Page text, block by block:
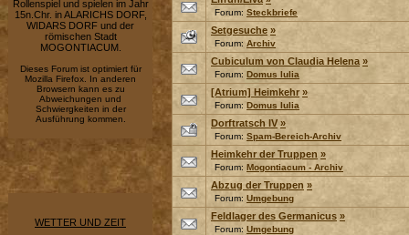
Rollenspiel und spielen im Jahr
15n.Chr. in ALARICHS DORF,
WIDARS DORF und der
römischen Stadt
MOGONTIACUM.
Dieses Forum ist optimiert für
Mozilla Firefox. In anderen
Browsern kann es zu
Abweichungen und
Schwiergkeiten in der
Ausführung kommen.
WETTER UND ZEIT
Forum: Steckbriefe
Setgesuche »
Forum: Archiv
Cubiculum von Claudia Helena »
Forum: Domus Iulia
[Atrium] Heimkehr »
Forum: Domus Iulia
Dorftratsch IV »
Forum: Spam-Bereich-Archiv
Heimkehr der Truppen »
Forum: Mogontiacum - Archiv
Abzug der Truppen »
Forum: Umgebung
Feldlager des Germanicus »
Forum: Umgebung